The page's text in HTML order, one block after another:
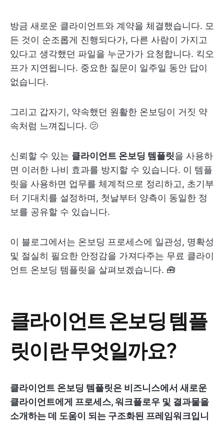
방금 새로운 클라이언트와 계약을 체결했습니다. 모
든 것이 순조롭게 진행되다가, 다른 사람이 가지고
있다고 생각했던 파일을 누군가가 요청합니다. 킥오
프가 지연됩니다. 중요한 질문이 일주일 동안 답이
없습니다.
그리고 갑자기, 약속했던 원활한 온보딩이 거짓 약
속처럼 느껴집니다. 🫤
신뢰할 수 있는 클라이언트 온보딩 템플릿을 사용하
면 이러한 나비 효과를 방지할 수 있습니다. 이 템플
릿을 사용하면 업무를 체계적으로 정리하고, 초기부
터 기대치를 설정하며, 첫날부터 양측이 동일한 정
보를 공유할 수 있습니다.
이 블로그에서는 온보딩 프로세스에 일관성, 명확성
및 절실히 필요한 안정감을 가져다주는 무료 클라이
언트 온보딩 템플릿을 살펴보겠습니다. 🧰
클라이언트 온보딩 템플
릿이란 무엇일까요?
클라이언트 온보딩 템플릿은 비즈니스에서 새로운
클라이언트에게 프로세스, 워크플로우 및 결과물을
소개하는 데 도움이 되는 구조화된 프레임워크입니